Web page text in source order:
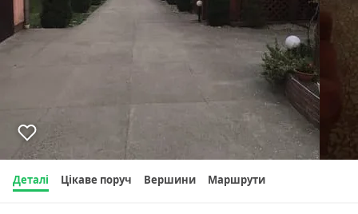
Деталі Цікаве поруч Вершини Маршрути